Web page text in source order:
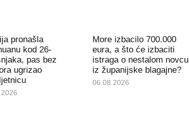
pronašla
kod 26-
pas bez
ugrizao
More izbacilo 700.000
eura, a što će izbaciti
istraga o nestalom novcu
iz županijske blagajne?
06.08.2026